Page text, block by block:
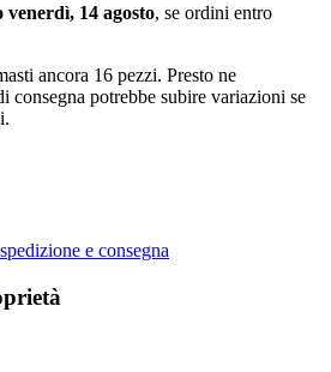
14 agosto, se ordini entro
ancora 16 pezzi. Presto ne
consegna potrebbe subire variazioni se
e consegna